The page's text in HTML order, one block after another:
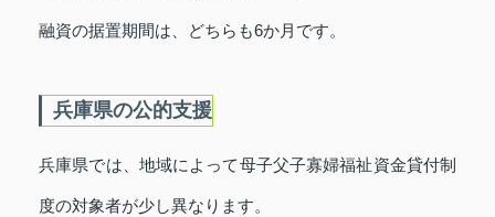
融資の据置期間は、どちらも6か月です。
兵庫県の公的支援
兵庫県では、地域によって母子父子寡婦福祉資金貸付制
度の対象者が少し異なります。